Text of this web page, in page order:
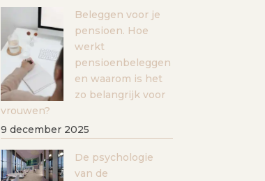
Beleggen voor je
pensioen. Hoe
werkt
pensioenbeleggen
en waarom is het
zo belangrijk voor
vrouwen?
9 december 2025
De psychologie
van de